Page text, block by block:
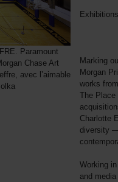
Paramount
Chase Art
avec l’aimable
Exhibitions
Marking
Morgan
works
The Place
Charlotte
diversity
Working
and